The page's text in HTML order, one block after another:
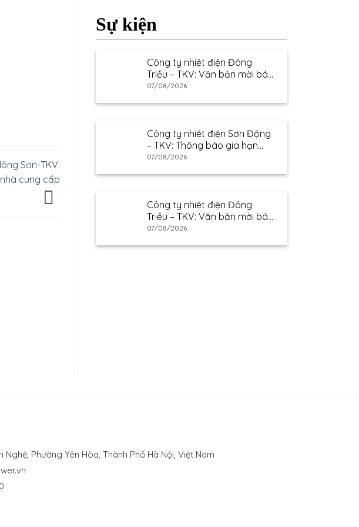
Sơn-TKV:
cung cấp
Sự kiện
Công ty nhiệt điện Đông
Triều – TKV: Văn bản mời báo
giá
07/08/2026
Công ty nhiệt điện Sơn Động
– TKV: Thông báo gia hạn
thư mời báo giá
07/08/2026
Công ty nhiệt điện Đông
Triều – TKV: Văn bản mời báo
giá
07/08/2026
Phường Yên Hòa, Thành Phố Hà Nội, Việt Nam